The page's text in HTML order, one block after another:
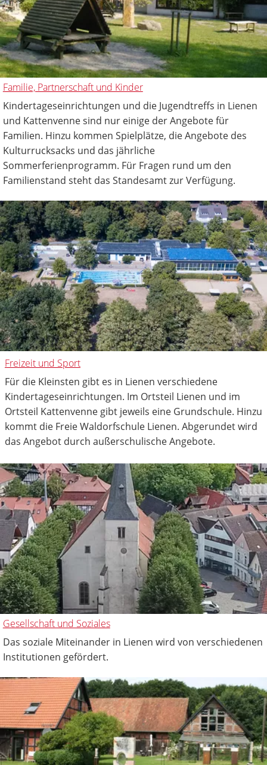
Familie, Partnerschaft und Kinder
Kindertageseinrichtungen und die Jugendtreffs in Lienen
und Kattenvenne sind nur einige der Angebote für
Familien. Hinzu kommen Spielplätze, die Angebote des
Kulturrucksacks und das jährliche
Sommerferienprogramm. Für Fragen rund um den
Familienstand steht das Standesamt zur Verfügung.
Freizeit und Sport
Für die Kleinsten gibt es in Lienen verschiedene
Kindertageseinrichtungen. Im Ortsteil Lienen und im
Ortsteil Kattenvenne gibt jeweils eine Grundschule. Hinzu
kommt die Freie Waldorfschule Lienen. Abgerundet wird
das Angebot durch außerschulische Angebote.
Gesellschaft und Soziales
Das soziale Miteinander in Lienen wird von verschiedenen
Institutionen gefördert.